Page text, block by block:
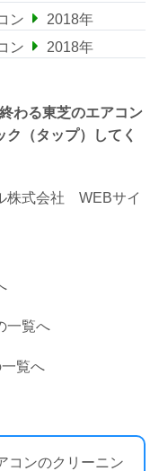
ン
2018年
ン 2018年
わる東芝のエアコン
（タップ）してく
株式会社 WEBサイ
一覧へ
覧へ
コンのクリーニン